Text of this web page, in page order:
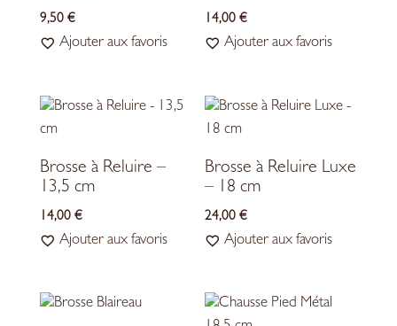
9,50 €
Ajouter aux favoris
14,00€
Ajouter aux favoris
Brosse à Reluire –
13,5 cm
14,00 €
Ajouter aux favoris
Brosse à Reluire Luxe
– 18 cm
24,00€
Ajouter aux favoris